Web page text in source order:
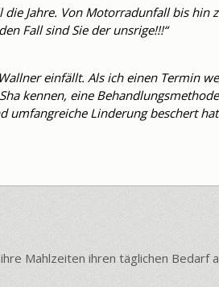
Jahre. Von Motorradunfall bis hin
Fall sind Sie der unsrige!!!“
einfällt. Als ich einen Termin
kennen, eine
umfangreiche Linderung beschert
Mahlzeiten ihren täglichen Bedarf
nicht mehr hören.
zu einem
den Alltag bewältigen.